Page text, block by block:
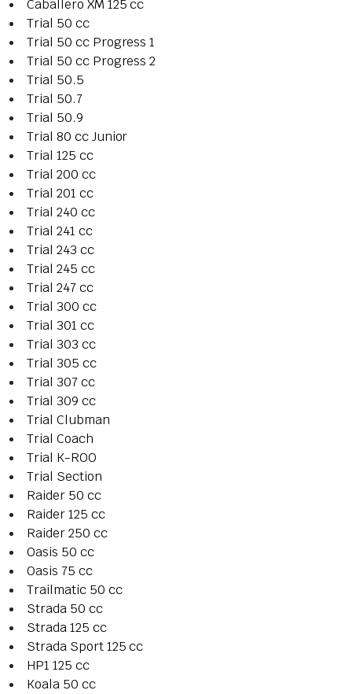
Caballero XM 125 cc
Trial 50 cc
Trial 50 cc Progress 1
Trial 50 cc Progress 2
Trial 50.5
Trial 50.7
Trial 50.9
Trial 80 cc Junior
Trial 125 cc
Trial 200 cc
Trial 201 cc
Trial 240 cc
Trial 241 cc
Trial 243 cc
Trial 245 cc
Trial 247 cc
Trial 300 cc
Trial 301 cc
Trial 303 cc
Trial 305 cc
Trial 307 cc
Trial 309 cc
Trial Clubman
Trial Coach
Trial K-ROO
Trial Section
Raider 50 cc
Raider 125 cc
Raider 250 cc
Oasis 50 cc
Oasis 75 cc
Trailmatic 50 cc
Strada 50 cc
Strada 125 cc
Strada Sport 125 cc
HP1 125 cc
Koala 50 cc